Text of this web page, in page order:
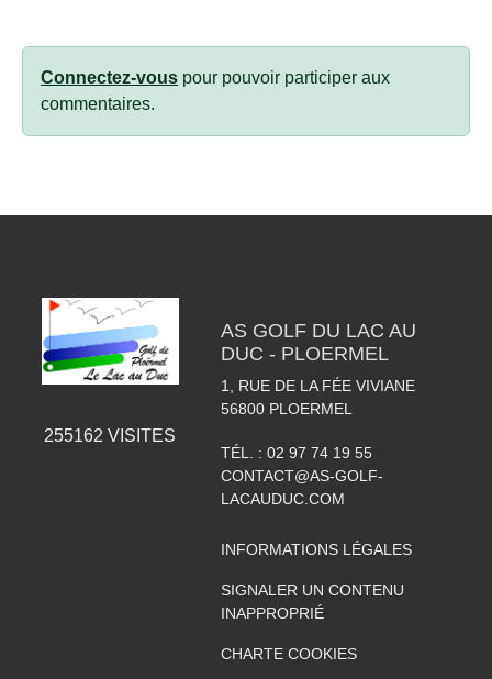
Connectez-vous pour pouvoir participer aux
commentaires.
255162 VISITES
AS GOLF DU LAC AU
DUC - PLOERMEL
1, RUE DE LA FÉE VIVIANE
56800 PLOERMEL
TÉL. : 02 97 74 19 55
CONTACT@AS-GOLF-
LACAUDUC.COM
INFORMATIONS LÉGALES
SIGNALER UN CONTENU
INAPPROPRIÉ
CHARTE COOKIES